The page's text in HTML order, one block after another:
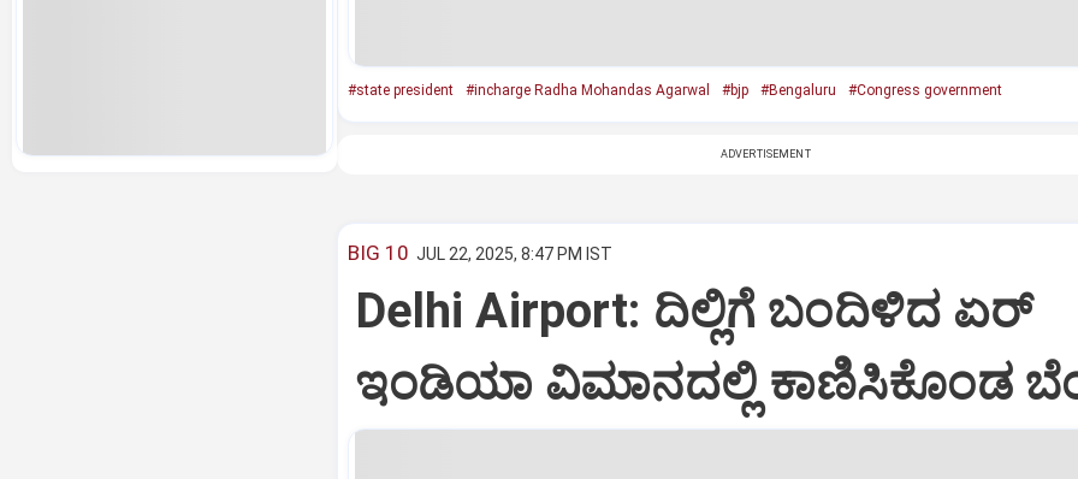
#state president #incharge Radha Mohandas Agarwal #bjp #Bengaluru #Congress government
ADVERTISEMENT
BIG 10 JUL 22, 2025, 8:47 PM IST
Delhi Airport: ದಿಲ್ಲಿಗೆ ಬಂದಿಳಿದ ಏರ್‌
ಇಂಡಿಯಾ ವಿಮಾನದಲ್ಲಿ ಕಾಣಿಸಿಕೊಂಡ